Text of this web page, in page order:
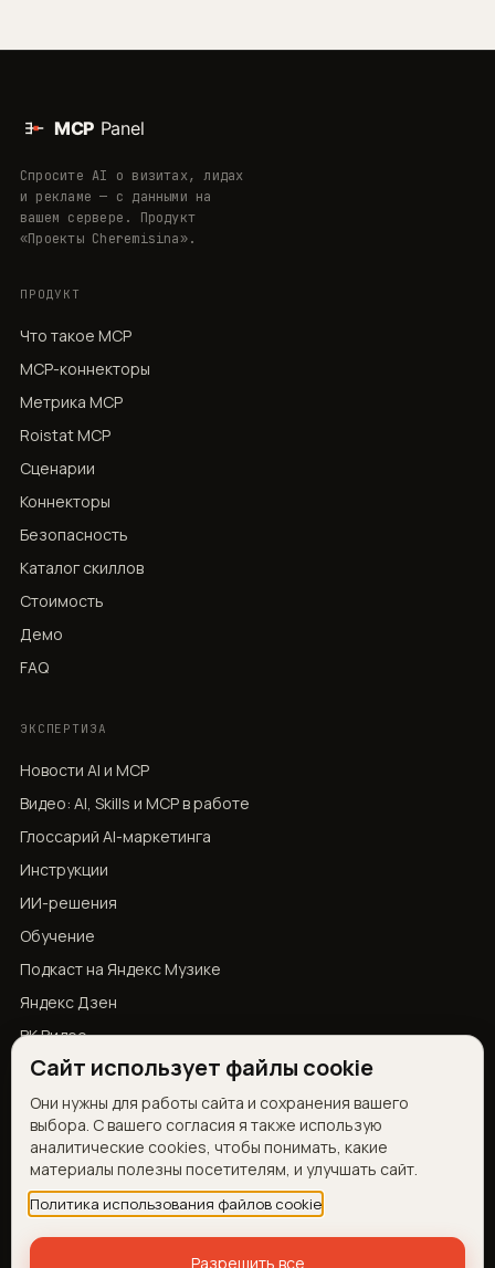
Спросите AI о визитах, лидах
и рекламе — с данными на
вашем сервере. Продукт
«Проекты Cheremisina».
ПРОДУКТ
Что такое MCP
MCP-коннекторы
Метрика MCP
Roistat MCP
Сценарии
Коннекторы
Безопасность
Каталог скиллов
Стоимость
Демо
FAQ
ЭКСПЕРТИЗА
Новости AI и MCP
Видео: AI, Skills и MCP в работе
Глоссарий AI-маркетинга
Инструкции
ИИ-решения
Обучение
Подкаст на Яндекс Музике
Яндекс Дзен
ВК Видео
YouTube
КОНТАКТЫ
Telegram
Запросить демо
Сайт использует файлы cookie
Они нужны для работы сайта и сохранения вашего
выбора. С вашего согласия я также использую
аналитические cookies, чтобы понимать, какие
материалы полезны посетителям, и улучшать сайт.
Политика использования файлов cookie
Разрешить все